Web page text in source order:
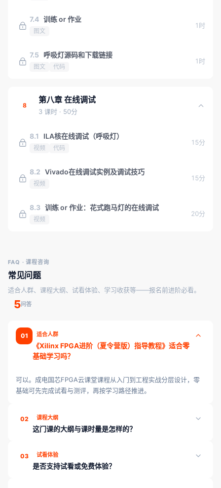
7.4 训练 or 作业
图文
1时
7.5 呼吸灯源码和下载链接
图文 代码
1时
8
第八章 在线调试
3 课时 · 50分
8.1 ILA核在线调试（呼吸灯）
视频 代码
15分
8.2 Vivado在线调试实例及调试技巧
视频
15分
8.3 训练 or 作业：花式跑马灯的在线调试
视频
20分
FAQ · 课程咨询
常见问题
适合人群、课程大纲、试看体验、学习收获等——报名前进阶必看。
5问答
01 适合人群
《Xilinx FPGA进阶（夏令营版）指导教程》适合零
基础学习吗？
可以。成电国芯FPGA云课堂课程从入门到工程实战分层设计，零
基础可先完成试看与测评，再按学习路径推进。
02 课程大纲
这门课的大纲与课时量是怎样的？
面「课程目录」可展开查看各章课时；学完可通过章节测评巩固薄
弱点。
03 试看体验
是否支持试看或免费体验？